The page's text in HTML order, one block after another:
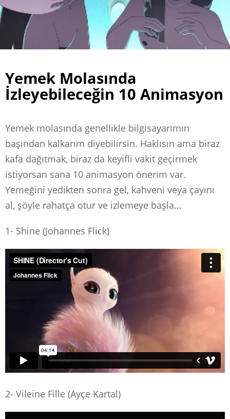
Yemek Molasında
İzleyebileceğin 10 Animasyon
Yemek molasında genellikle bilgisayarımın
başından kalkarım diyebilirsin. Haklısın ama biraz
kafa dağıtmak, biraz da keyifli vakit geçirmek
istiyorsan sana 10 animasyon önerim var.
Yemeğini yedikten sonra gel, kahveni veya çayını
al, şöyle rahatça otur ve izlemeye başla…
1- Shine (Johannes Flick)
2- Vileine Fille (Ayçe Kartal)